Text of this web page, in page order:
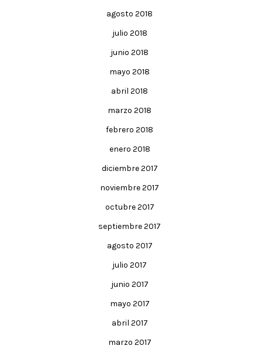
agosto 2018
julio 2018
junio 2018
mayo 2018
abril 2018
marzo 2018
febrero 2018
enero 2018
diciembre 2017
noviembre 2017
octubre 2017
septiembre 2017
agosto 2017
julio 2017
junio 2017
mayo 2017
abril 2017
marzo 2017